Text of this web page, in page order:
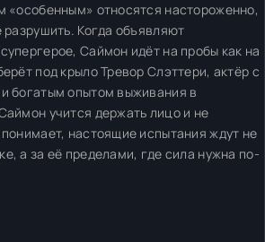
«особенным» относятся настороженно,
Когда объявляют
Саймон идёт на пробы как на
под крыло Тревор Слэттери, актёр с
богатым опытом выживания в
учится держать лицо и не
настоящие испытания ждут не
а за её пределами, где сила нужна по-